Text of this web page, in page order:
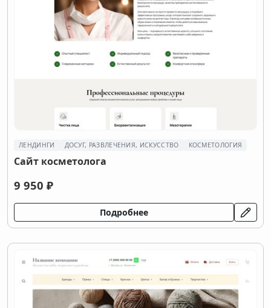
ЛЕНДИНГИ ДОСУГ, РАЗВЛЕЧЕНИЯ, ИСКУССТВО КОСМЕТОЛОГИЯ
Сайт косметолога
9 950 ₽
Подробнее